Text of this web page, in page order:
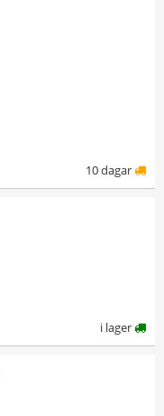
10 dagar
i lager